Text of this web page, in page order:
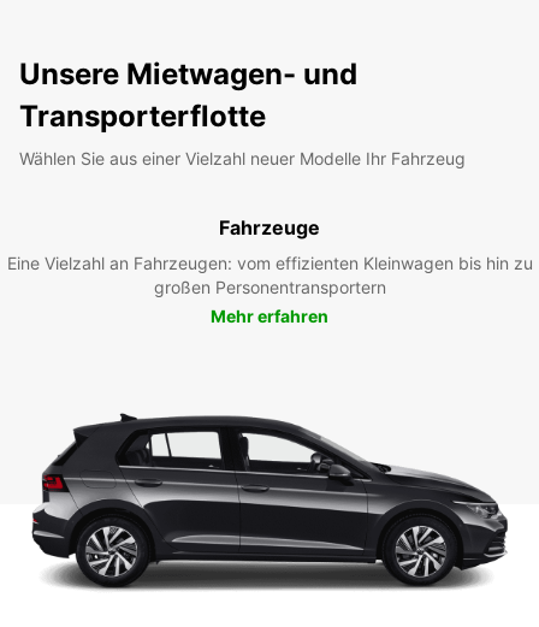
Unsere Mietwagen- und
Transporterflotte
Wählen Sie aus einer Vielzahl neuer Modelle Ihr Fahrzeug
Fahrzeuge
Eine Vielzahl an Fahrzeugen: vom effizienten Kleinwagen bis hin zu
großen Personentransportern
Mehr erfahren